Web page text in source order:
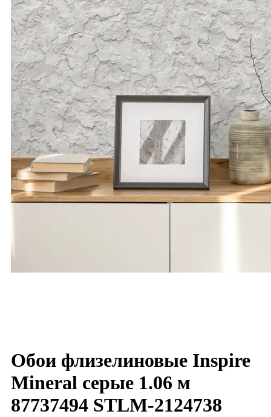
Обои флизелиновые Inspire
Mineral серые 1.06 м
87737494 STLM-2124738